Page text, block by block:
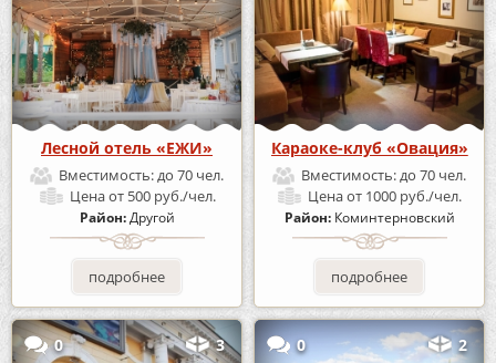
Лесной отель «ЕЖИ»
Вместимость: до 70 чел.
Ценаот 500 руб./чел.
Район:Другой
подробнее
Караоке-клуб «Овация»
Вместимость: до 70 чел.
Ценаот 1000 руб./чел.
Район: Коминтерновский
подробнее
0 3 0 2